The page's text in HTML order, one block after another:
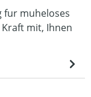
fur muheloses
mit, Ihnen